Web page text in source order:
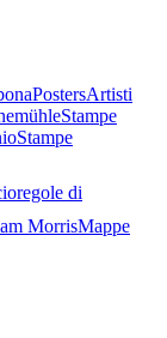
PostersArtisti
Stampe
Stampe
regole di
MorrisMappe